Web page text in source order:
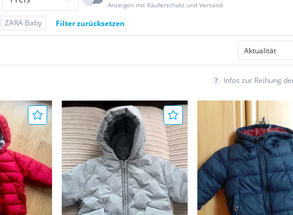
Anzeigen mit Käuferschutz und Versand
ZARA Baby Filter zurücksetzen
Infos zur Reihung